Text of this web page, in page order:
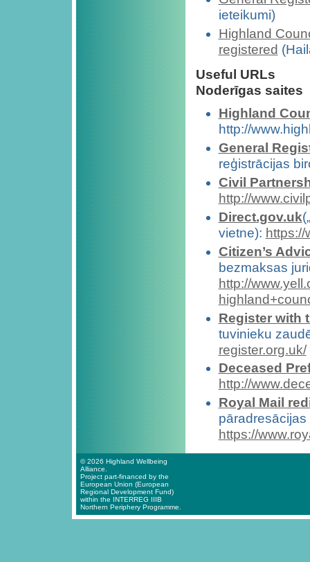
ieteikumi)
Highland
registered
Useful URLs
Noderīgas saites
Highland
http://
General
reģistrācijas
Civil
http://
Direct.gov.uk
vietne): https://
Citizen’s
bezmaksas
http://
Register with
tuvinieku
register.org.uk/
Deceased
http://
Royal Mail
pāradresācijas
https://
© 2026 Highland Wellbeing
Alliance.
Project part-financed by the
European Union (European
Regional Development Fund)
within the INTERREG IIIB
Northern Periphery Programme.